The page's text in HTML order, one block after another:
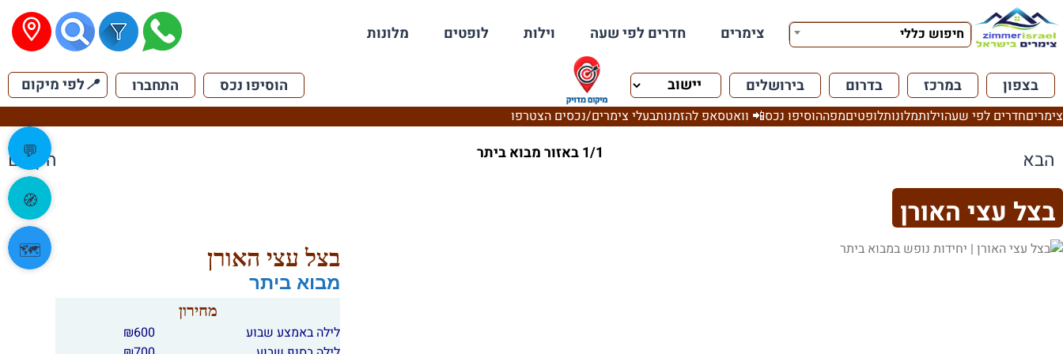
חיפוש כללי צימרים חדרים לפי שעה וילות לופטים מלונות
בצפון במרכז בדרום בירושלים הוסיפו נכס התחברו 📍לפי מיקום
צימריםחדרים לפי שעהוילותמלונותלופטיםמפההוסיפו נכס📲 וואטסאפ להזמנותבעלי צימרים/נכסים הצטרפו
הבא 1/1 באזור מבוא ביתר הקודם
בצל עצי האורן
בצל עצי האורן
מבוא ביתר
מחירון
לילה באמצע שבוע 600
₪
💬
🧭
🗺️